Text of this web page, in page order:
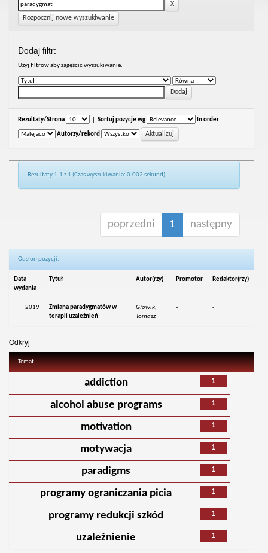
Rozpocznij nowe wyszukiwanie
Dodaj filtr:
Uzyj filtrów aby zagęścić wyszukiwanie.
Rezultaty/Strona Sortuj pozycje wg In order
Autorzy/rekord
Rezultaty 1-1 z 1 (Czas wyszukiwania: 0.002 sekund).
poprzedni 1 następny
Odsłon pozycji:
Data
wydania
Tytuł Autor(rzy) Promotor Redaktor(rzy)
2019
Zmiana paradygmatów w
terapii uzależnień
Głowik,
Tomasz
- -
Odkryj
Temat
1
addiction
1
alcohol abuse programs
1
motivation
1
motywacja
1
paradigms
1
programy ograniczania picia
1
programy redukcji szkód
1
uzależnienie